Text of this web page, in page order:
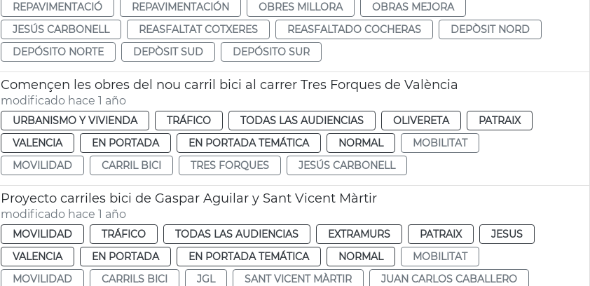
REPAVIMENTACIÓ
REPAVIMENTACIÓN OBRES MILLORA
OBRAS MEJORA
JESÚS CARBONELL
REASFALTAT COTXERES REASFALTADO COCHERAS
DEPÒSIT NORD
DEPÓSITO NORTE
DEPÒSIT SUD DEPÓSITO SUR
Començen les obres del nou carril bici al carrer Tres Forques de València
modificado hace 1 año
URBANISMO Y VIVIENDA TRÁFICO TODAS LAS AUDIENCIAS OLIVERETA
PATRAIX
VALENCIA
EN PORTADA EN PORTADA TEMÁTICA NORMAL
MOBILITAT
MOVILIDAD
CARRIL BICI TRES FORQUES JESÚS CARBONELL
Proyecto carriles bici de Gaspar Aguilar y Sant Vicent Màrtir
modificado hace 1 año
MOVILIDAD TRÁFICO TODAS LAS AUDIENCIAS EXTRAMURS PATRAIX
JESUS
VALENCIA
EN PORTADA EN PORTADA TEMÁTICA NORMAL
MOBILITAT
MOVILIDAD
CARRILS BICI JGL SANT VICENT MÀRTIR JUAN CARLOS CABALLERO